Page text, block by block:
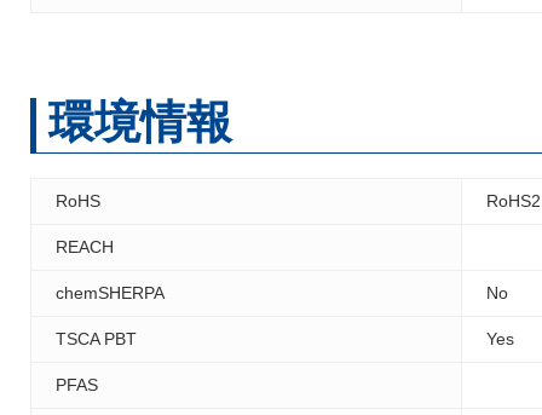
環境情報
RoHS
REACH
chemSHERPA No
TSCA PBT Yes
PFAS